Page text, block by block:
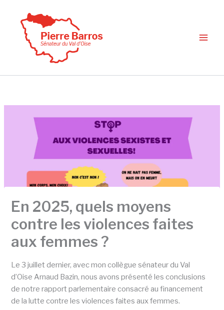
contenu
En 2025, quels moyens
contre les violences faites
aux femmes ?
Le 3 juillet dernier, avec mon collègue sénateur du Val
d’Oise Arnaud Bazin, nous avons présenté les conclusions
de notre rapport parlementaire consacré au financement
de la lutte contre les violences faites aux femmes.